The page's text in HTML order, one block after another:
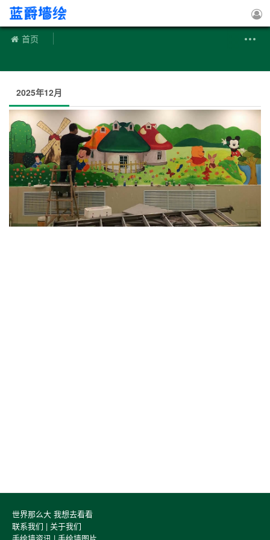
首页
2025年12月
世界那么大 我想去看看
联系我们 | 关于我们